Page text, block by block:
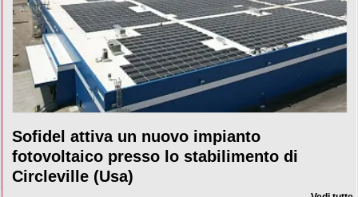
Sofidel attiva un nuovo impianto
fotovoltaico presso lo stabilimento di
Circleville (Usa)